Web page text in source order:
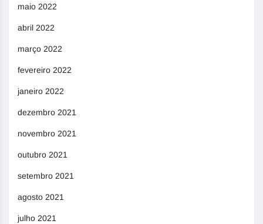
maio 2022
abril 2022
março 2022
fevereiro 2022
janeiro 2022
dezembro 2021
novembro 2021
outubro 2021
setembro 2021
agosto 2021
julho 2021